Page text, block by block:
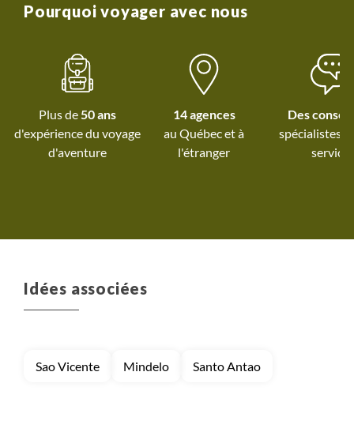
merci à Etson,
humeur, le
connaissances
contribué à
aventure
aussi au
Pourquoi voyager avec nous
Plus de 50 ans
d'expérience du voyage
d'aventure
14 agences
au Québec età
l'étranger
Des
spécialistes
service
Idées associées
Sao Vicente Mindelo Santo Antao